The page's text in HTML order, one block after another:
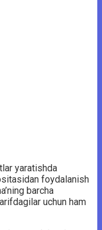
yaratishda
foydalanish
barcha
uchun ham